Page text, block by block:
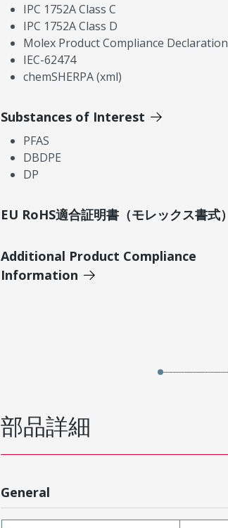
IPC 1752A Class C
IPC 1752A Class D
Molex Product Compliance Declaration
IEC-62474
chemSHERPA (xml)
Substances of Interest
PFAS
DBDPE
DP
EU RoHS適合証明書（モレックス書式）
Additional Product Compliance
Information
部品詳細
General